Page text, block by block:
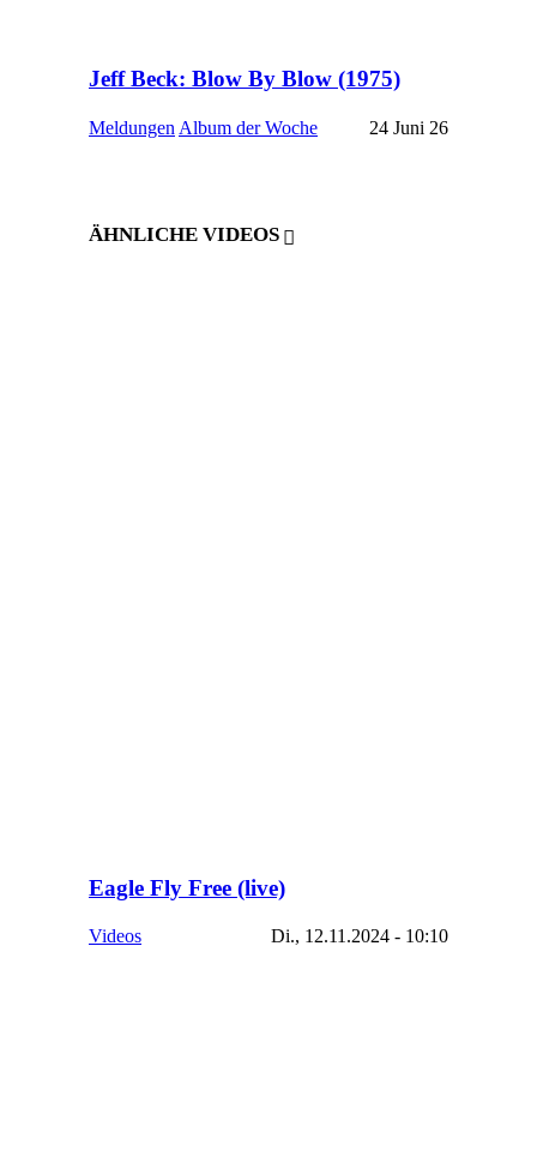
Jeff Beck: Blow By Blow (1975)
Meldungen Album der Woche 24 Juni 26
ÄHNLICHE VIDEOS
Eagle Fly Free (live)
Videos Di., 12.11.2024 - 10:10